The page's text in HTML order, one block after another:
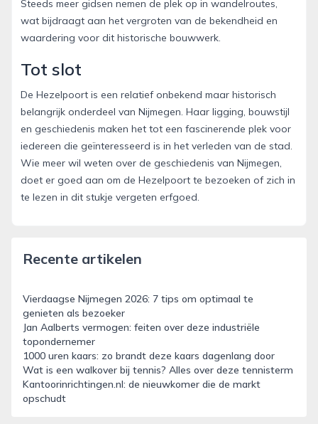
Steeds meer gidsen nemen de plek op in wandelroutes,
wat bijdraagt aan het vergroten van de bekendheid en
waardering voor dit historische bouwwerk.
Tot slot
De Hezelpoort is een relatief onbekend maar historisch
belangrijk onderdeel van Nijmegen. Haar ligging, bouwstijl
en geschiedenis maken het tot een fascinerende plek voor
iedereen die geïnteresseerd is in het verleden van de stad.
Wie meer wil weten over de geschiedenis van Nijmegen,
doet er goed aan om de Hezelpoort te bezoeken of zich in
te lezen in dit stukje vergeten erfgoed.
Recente artikelen
Vierdaagse Nijmegen 2026: 7 tips om optimaal te
genieten als bezoeker
Jan Aalberts vermogen: feiten over deze industriële
topondernemer
1000 uren kaars: zo brandt deze kaars dagenlang door
Wat is een walkover bij tennis? Alles over deze tennisterm
Kantoorinrichtingen.nl: de nieuwkomer die de markt
opschudt